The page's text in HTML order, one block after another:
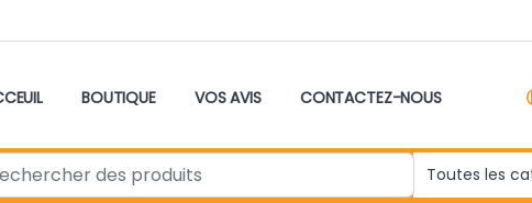
BOUTIQUE VOS AVIS CONTACTEZ-NOUS
for: